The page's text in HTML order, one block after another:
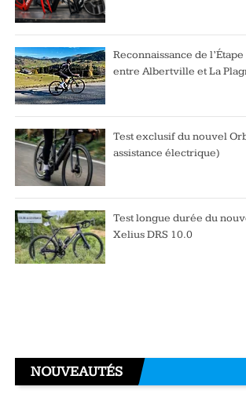
Reconnaissance de
entre Albertville et La
Test exclusif du nouvel
assistance électrique)
Test longue durée du
Xelius DRS 10.0
NOUVEAUTÉS